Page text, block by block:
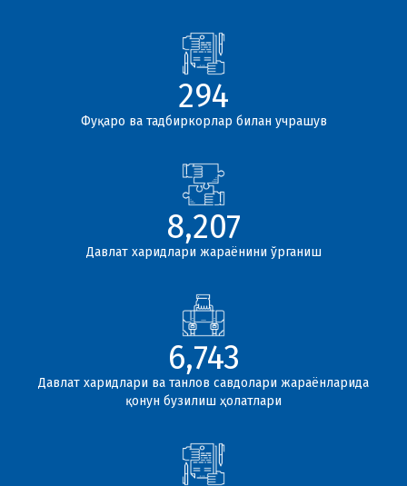
294
Фуқаро ва тадбиркорлар билан учрашув
8,207
Давлат харидлари жараёнини ўрганиш
6,745
Давлат харидлари ва танлов савдолари жараёнларида
қонун бузилиш ҳолатлари